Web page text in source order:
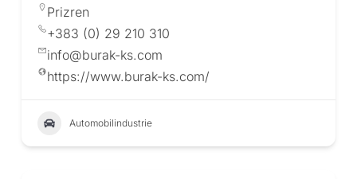
Prizren
+383 (0) 29 210 310
info@burak-ks.com
https://www.burak-ks.com/
Automobilindustrie